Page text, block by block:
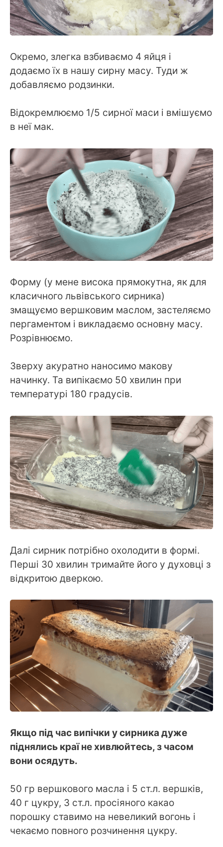
Окремо, злегка взбиваємо 4 яйця і
додаємо їх в нашу сирну масу. Туди ж
добавляємо родзинки.
Відокремлюємо 1/5 сирної маси і вмішуємо
в неї мак.
Форму (у мене висока прямокутна, як для
класичного львівського сирника)
змащуємо вершковим маслом, застеляємо
пергаментом і викладаємо основну масу.
Розрівнюємо.
Зверху акуратно наносимо макову
начинку. Та випікаємо 50 хвилин при
температурі 180 градусів.
Далі сирник потрібно охолодити в формі.
Перші 30 хвилин тримайте його у духовці з
відкритою дверкою.
Якщо під час випічки у сирника дуже
піднялись краї не хивлюйтесь, з часом
вони осядуть.
50 гр вершкового масла і 5 ст.л. вершків,
40 г цукру, 3 ст.л. просіяного какао
порошку ставимо на невеликий вогонь і
чекаємо повного розчинення цукру.